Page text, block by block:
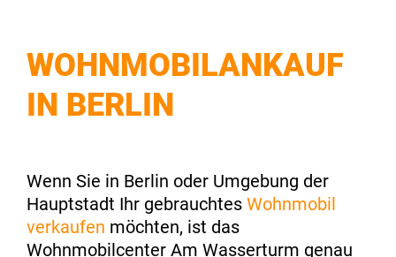
WOHNMOBILANKAUF
IN BERLIN
Wenn Sie in Berlin oder Umgebung der
Hauptstadt Ihr gebrauchtes Wohnmobil
verkaufen möchten, ist das
Wohnmobilcenter Am Wasserturm genau